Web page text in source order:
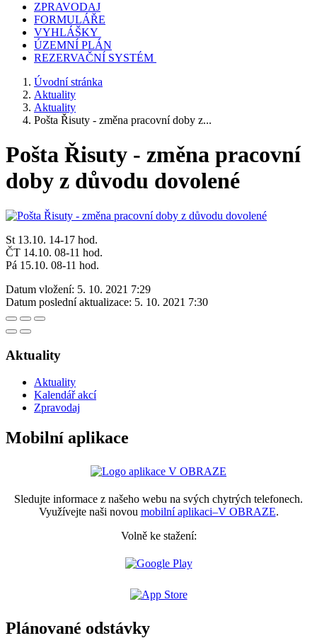
ZPRAVODAJ
FORMULÁŘE
VYHLÁŠKY
ÚZEMNÍ PLÁN
REZERVAČNÍ SYSTÉM
Úvodní stránka
Aktuality
Aktuality
Pošta Řisuty - změna pracovní doby z...
Pošta Řisuty - změna pracovní
doby z důvodu dovolené
St 13.10. 14-17 hod.
ČT 14.10. 08-11 hod.
Pá 15.10. 08-11 hod.
Datum vložení: 5. 10. 2021 7:29
Datum poslední aktualizace: 5. 10. 2021 7:30
Aktuality
Aktuality
Kalendář akcí
Zpravodaj
Mobilní aplikace
Sledujte informace z našeho webu na svých chytrých telefonech.
Využívejte naši novou mobilní aplikaci–V OBRAZE.
Volně ke stažení:
Plánované odstávky